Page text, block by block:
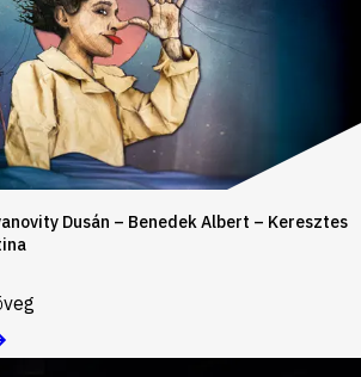
Dusán – Benedek Albert – Keresztes